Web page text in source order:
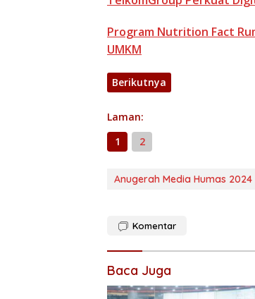
Program Nutrition Fact
UMKM
Berikutnya
Laman:
1
2
Anugerah Media Humas 2024
Komentar
Baca Juga